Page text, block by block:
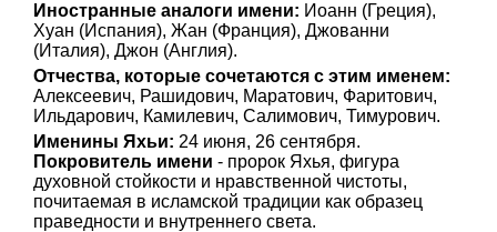
Иностранные аналоги имени: Иоанн (Греция),
Хуан (Испания), Жан (Франция), Джованни
(Италия), Джон (Англия).
Отчества, которые сочетаются с этим именем:
Алексеевич, Рашидович, Маратович, Фаритович,
Ильдарович, Камилевич, Салимович, Тимурович.
Именины Яхьи: 24 июня, 26 сентября.
Покровитель имени - пророк Яхья, фигура
духовной стойкости и нравственной чистоты,
почитаемая в исламской традиции как образец
праведности и внутреннего света.